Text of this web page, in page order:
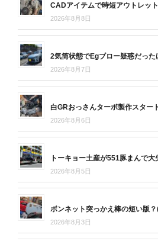
CADアイテムで時短アウトレット
2026年8月8日
2気筒状態でEgブロー疑惑だった
2026年8月7日
白GRおっさんターボ製作スター
2026年8月6日
トーキョー土産が551豚まんで大
2026年8月5日
ボンネット突っかえ棒の短い版？
2026年8月3日